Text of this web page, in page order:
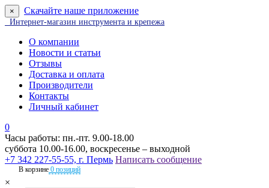
× Скачайте наше приложение
Интернет-магазин инструмента и крепежа
О компании
Новости и статьи
Отзывы
Доставка и оплата
Производители
Контакты
Личный кабинет
0
Часы работы: пн.-пт. 9.00-18.00
суббота 10.00-16.00, воскресенье – выходной
+7 342 227-55-55, г. Пермь Написать сообщение
В корзине 0 позиций
×